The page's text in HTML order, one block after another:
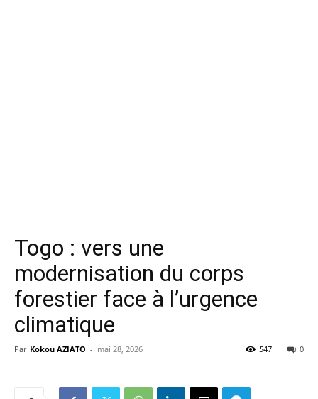
Togo : vers une
modernisation du corps
forestier face à l’urgence
climatique
Par Kokou AZIATO - mai 28, 2026 0
547